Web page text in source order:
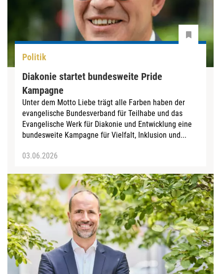
Politik
Diakonie startet bundesweite Pride
Kampagne
Unter dem Motto Liebe trägt alle Farben haben der
evangelische Bundesverband für Teilhabe und das
Evangelische Werk für Diakonie und Entwicklung eine
bundesweite Kampagne für Vielfalt, Inklusion und...
03.06.2026